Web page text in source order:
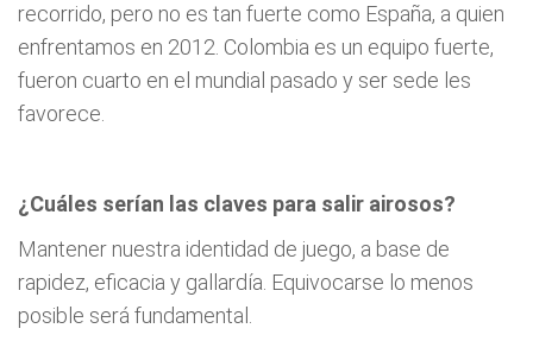
recorrido, pero no es tan fuerte como España, a quien
enfrentamos en 2012. Colombia es un equipo fuerte,
fueron cuarto en el mundial pasado y ser sede les
favorece.
¿Cuáles serían las claves para salir airosos?
Mantener nuestra identidad de juego, a base de
rapidez, eficacia y gallardía. Equivocarse lo menos
posible será fundamental.